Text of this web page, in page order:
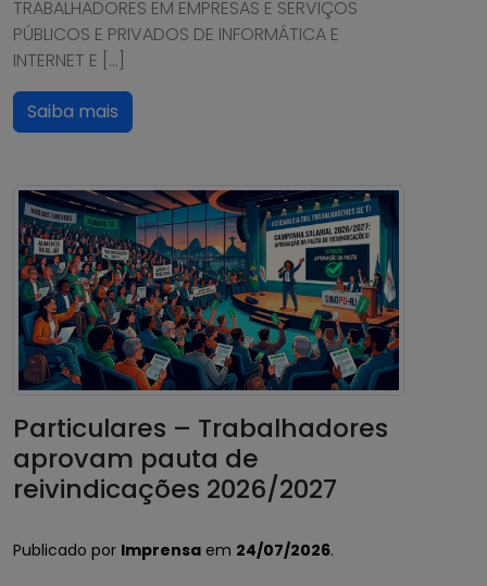
TRABALHADORES EM EMPRESAS E SERVIÇOS
PÚBLICOS E PRIVADOS DE INFORMÁTICA E
INTERNET E […]
Saiba mais
Particulares – Trabalhadores
aprovam pauta de
reivindicações 2026/2027
Publicado por Imprensa em 24/07/2026.